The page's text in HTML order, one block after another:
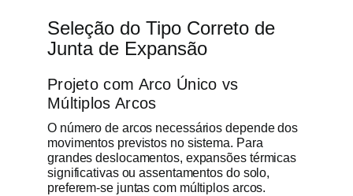
Seleção do Tipo Correto de
Junta de Expansão
Projeto com Arco Único vs
Múltiplos Arcos
O número de arcos necessários depende dos
movimentos previstos no sistema. Para
grandes deslocamentos, expansões térmicas
significativas ou assentamentos do solo,
preferem-se juntas com múltiplos arcos.